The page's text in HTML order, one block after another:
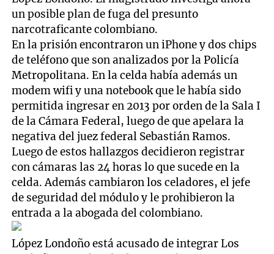
un posible plan de fuga del presunto
narcotraficante colombiano.
En la prisión encontraron un iPhone y dos chips
de teléfono que son analizados por la Policía
Metropolitana. En la celda había además un
modem wifi y una notebook que le había sido
permitida ingresar en 2013 por orden de la Sala I
de la Cámara Federal, luego de que apelara la
negativa del juez federal Sebastián Ramos.
Luego de estos hallazgos decidieron registrar
con cámaras las 24 horas lo que sucede en la
celda. Además cambiaron los celadores, el jefe
de seguridad del módulo y le prohibieron la
entrada a la abogada del colombiano.
López Londoño está acusado de integrar Los